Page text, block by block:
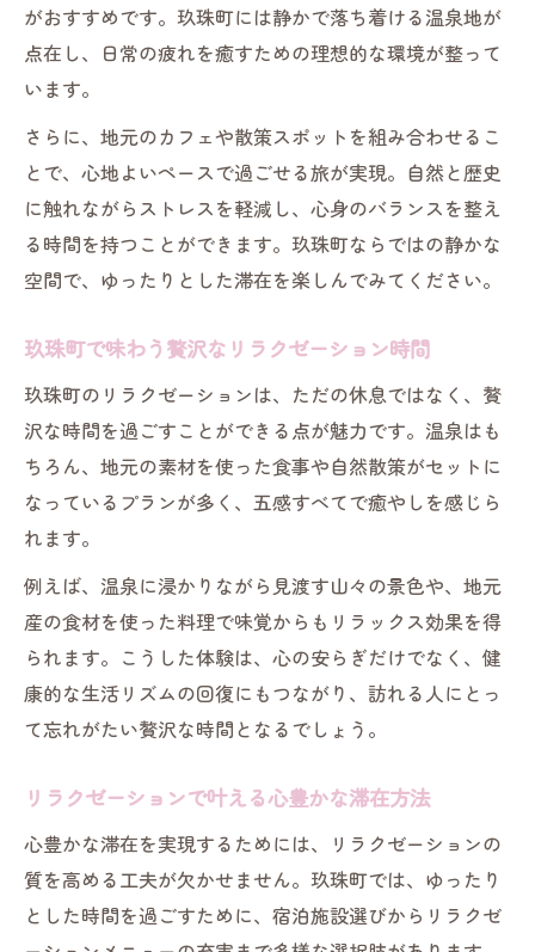
がおすすめです。玖珠町には静かで落ち着ける温泉地が
点在し、日常の疲れを癒すための理想的な環境が整って
います。
さらに、地元のカフェや散策スポットを組み合わせるこ
とで、心地よいペースで過ごせる旅が実現。自然と歴史
に触れながらストレスを軽減し、心身のバランスを整え
る時間を持つことができます。玖珠町ならではの静かな
空間で、ゆったりとした滞在を楽しんでみてください。
玖珠町で味わう贅沢なリラクゼーション時間
玖珠町のリラクゼーションは、ただの休息ではなく、贅
沢な時間を過ごすことができる点が魅力です。温泉はも
ちろん、地元の素材を使った食事や自然散策がセットに
なっているプランが多く、五感すべてで癒やしを感じら
れます。
例えば、温泉に浸かりながら見渡す山々の景色や、地元
産の食材を使った料理で味覚からもリラックス効果を得
られます。こうした体験は、心の安らぎだけでなく、健
康的な生活リズムの回復にもつながり、訪れる人にとっ
て忘れがたい贅沢な時間となるでしょう。
リラクゼーションで叶える心豊かな滞在方法
心豊かな滞在を実現するためには、リラクゼーションの
質を高める工夫が欠かせません。玖珠町では、ゆったり
とした時間を過ごすために、宿泊施設選びからリラクゼ